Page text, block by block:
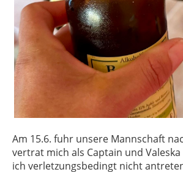
Am 15.6. fuhr unsere Mannschaft
vertrat mich als Captain und Valeska
ich verletzungsbedingt nicht